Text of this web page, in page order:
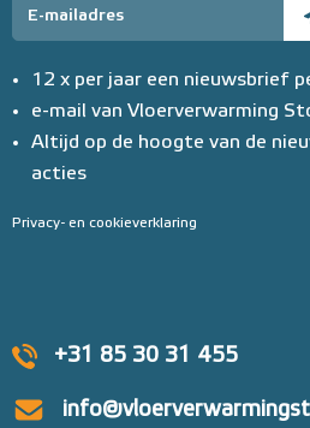
+31 85 30 31 455
12 x per jaar een nieuwsbrief
e-mail van Vloerverwarming
Altijd op de hoogte van de
acties
Privacy- en cookieverklaring